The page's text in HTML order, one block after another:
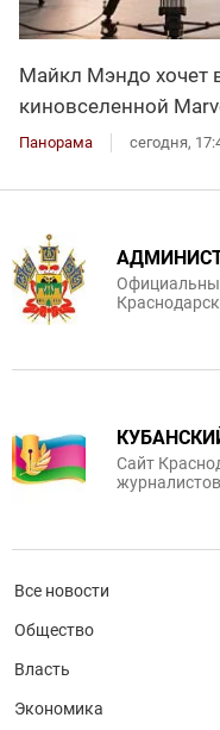
Майкл Мэндо хочет
киновселенной
Панорама сегодня,
Сайт
Все новости
Общество
Власть
Экономика